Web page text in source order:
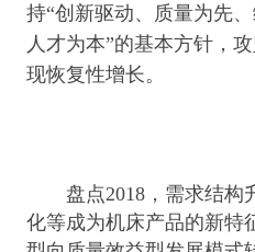
持“创新驱动、质量为先
人才为本”的基本方针，
现恢复性增长。
盘点2018，需求结构
化等成为机床产品的新特